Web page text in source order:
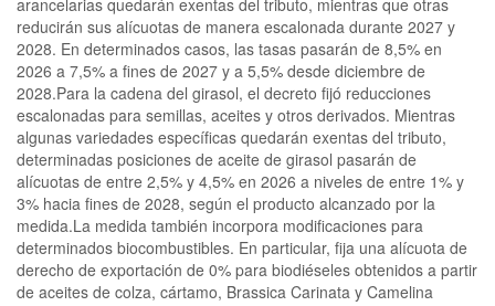
reducirán sus alícuotas de manera escalonada durante 2027 y
2028. En determinados casos, las tasas pasarán de 8,5% en
2026 a 7,5% a fines de 2027 y a 5,5% desde diciembre de
2028.Para la cadena del girasol, el decreto fijó reducciones
escalonadas para semillas, aceites y otros derivados. Mientras
algunas variedades específicas quedarán exentas del tributo,
determinadas posiciones de aceite de girasol pasarán de
alícuotas de entre 2,5% y 4,5% en 2026 a niveles de entre 1% y
3% hacia fines de 2028, según el producto alcanzado por la
medida.La medida también incorpora modificaciones para
determinados biocombustibles. En particular, fija una alícuota de
derecho de exportación de 0% para biodiéseles obtenidos a partir
de aceites de colza, cártamo, Brassica Carinata y Camelina